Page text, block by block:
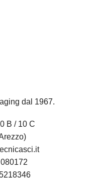
dal 1967.
B / 10 C